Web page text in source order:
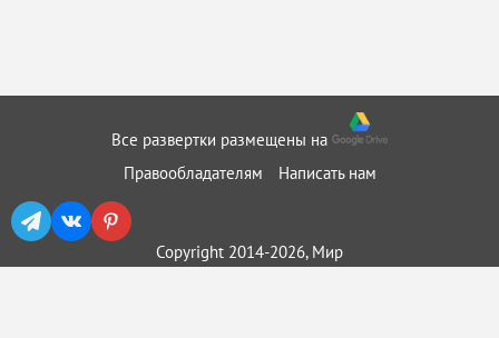
Все развертки размещены на
Правообладателям
Написать нам
Copyright 2014-2026, Мир